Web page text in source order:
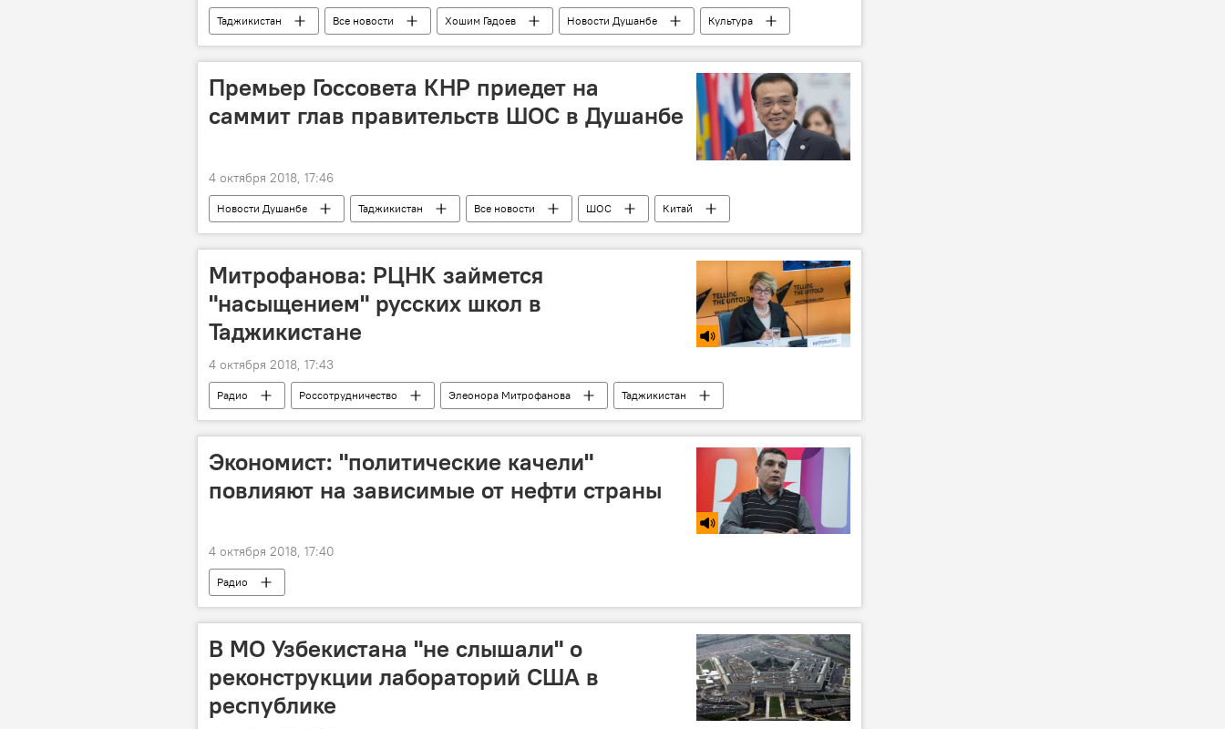
Таджикистан Все новости Хошим Гадоев Новости Душанбе
Культура
Общество
Премьер Госсовета КНР приедет на
саммит глав правительств ШОС в Душанбе
4 октября 2018, 17:46
Новости Душанбе Таджикистан Все новости ШОС Китай
Митрофанова: РЦНК займется
"насыщением" русских школ в
Таджикистане
4 октября 2018, 17:43
Радио Россотрудничество Элеонора Митрофанова
Таджикистан
школа
Экономист: "политические качели"
повлияют на зависимые от нефти страны
4 октября 2018, 17:40
Радио
В МО Узбекистана "не слышали" о
реконструкции лабораторий США в
республике